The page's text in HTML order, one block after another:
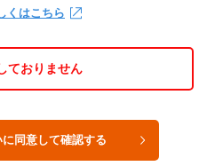
くはこちら
ておりません